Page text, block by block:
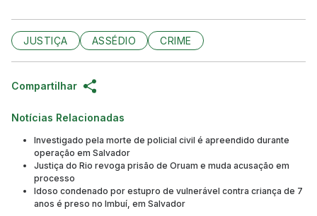
JUSTIÇA ASSÉDIO CRIME
Compartilhar
Notícias Relacionadas
Investigado pela morte de policial civil é apreendido durante
operação em Salvador
Justiça do Rio revoga prisão de Oruam e muda acusação em
processo
Idoso condenado por estupro de vulnerável contra criança de 7
anos é preso no Imbuí, em Salvador